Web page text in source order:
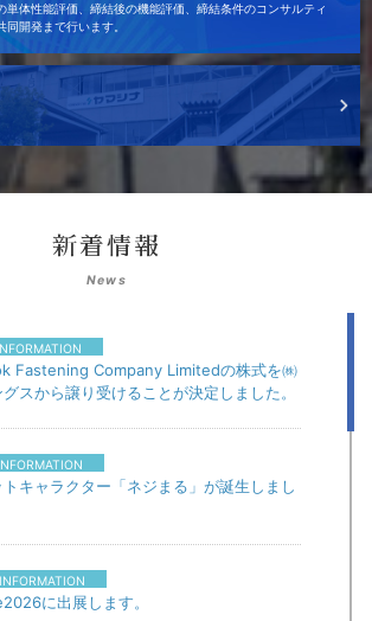
単体性能評価、締結後の機能評価、締結条件のコンサルティ
開発まで行います。
新着情報
News
Fastening Company Limitedの株式を㈱
スから譲り受けることが決定しました。
キャラクター「ネジまる」が誕生しまし
INFORMATION
に出展します。